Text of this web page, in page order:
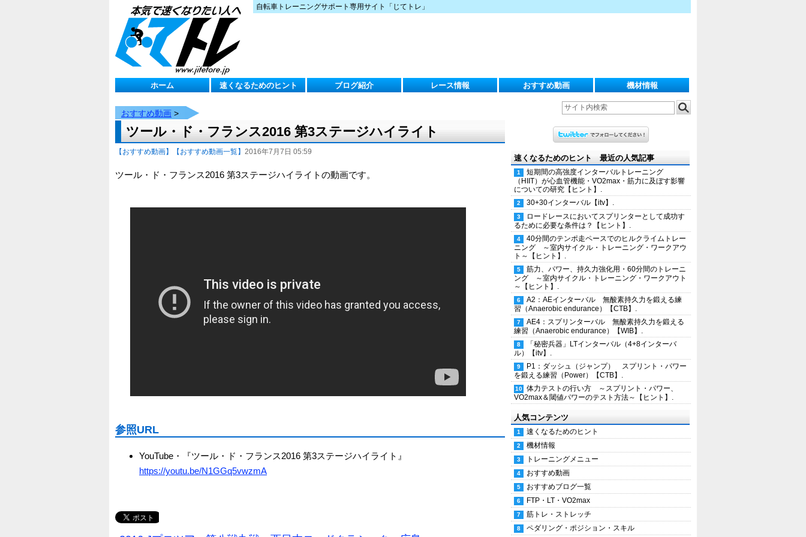
自転車トレーニングサポート専用サイト「じてトレ」
ホーム 速くなるためのヒント ブログ紹介 レース情報 おすすめ動画 機材情報
おすすめ動画 >
ツール・ド・フランス2016 第3ステージハイライト
【おすすめ動画】 【おすすめ動画一覧】 2016年7月7日 05:59
ツール・ド・フランス2016 第3ステージハイライトの動画です。
参照URL
YouTube・『ツール・ド・フランス2016 第3ステージハイライト』
https://youtu.be/N1GGq5vwzmA
速くなるためのヒント 最近の人気記事
短期間の高強度インターバルトレーニング
（HIIT）が心血管機能・VO2max・筋力に及ぼす影響
についての研究【ヒント】.
30+30インターバル【itv】.
ロードレースにおいてスプリンターとして成功す
るために必要な条件は？【ヒント】.
40分間のテンポ走ペースでのヒルクライムトレー
ニング ～室内サイクル・トレーニング・ワークアウ
ト～【ヒント】.
筋力、パワー、持久力強化用・60分間のトレーニ
ング ～室内サイクル・トレーニング・ワークアウト
～【ヒント】.
A2：AEインターバル 無酸素持久力を鍛える練
習（Anaerobic endurance）【CTB】.
AE4：スプリンターバル 無酸素持久力を鍛える
練習（Anaerobic endurance）【WIB】.
「秘密兵器」LTインターバル（4+8インターバ
ル）【itv】.
P1：ダッシュ（ジャンプ） スプリント・パワー
を鍛える練習（Power）【CTB】.
体力テストの行い方 ～スプリント・パワー、
VO2max＆閾値パワーのテスト方法～【ヒント】.
人気コンテンツ
速くなるためのヒント
機材情報
トレーニングメニュー
おすすめ動画
おすすめブログ一覧
FTP・LT・VO2max
筋トレ・ストレッチ
ペダリング・ポジション・スキル